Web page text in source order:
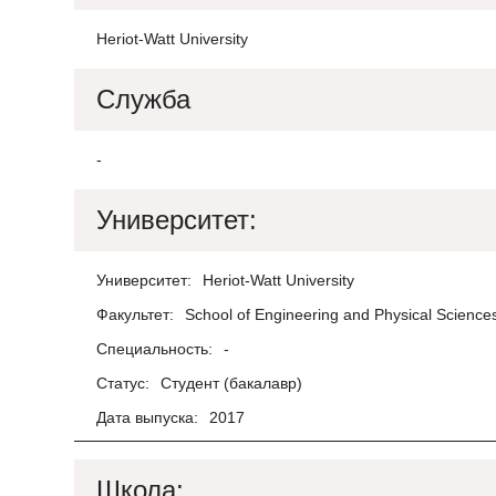
Heriot-Watt University
Служба
-
Университет:
Университет:
Heriot-Watt University
Факультет:
School of Engineering and Physical
Специальность:
-
Статус:
Студент (бакалавр)
Дата выпуска:
2017
Школа: